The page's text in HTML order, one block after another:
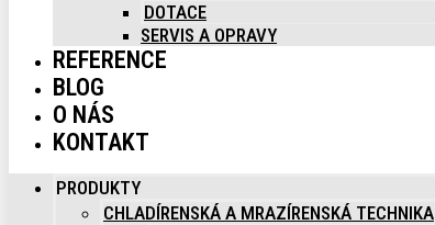
DOTACE
SERVIS A OPRAVY
REFERENCE
BLOG
O NÁS
KONTAKT
PRODUKTY
CHLADÍRENSKÁ A MRAZÍRENSKÁ TECHNIKA